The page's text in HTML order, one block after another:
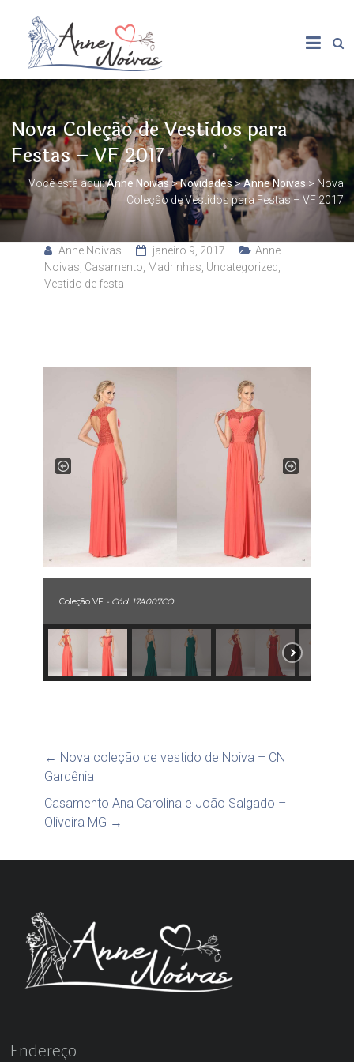
Nova Coleção de Vestidos para
Festas – VF 2017
Você está aqui:Anne Noivas >Novidades>Anne Noivas > Nova
Coleção de Vestidos para Festas – VF 2017
Anne Noivas janeiro 9, 2017
Anne
Noivas Casamento Madrinhas Uncategorized
Vestido de festa
Coleção VF - Cód: 17A007CO
← Nova coleção de vestido de Noiva – CN
Gardênia
Casamento Ana Carolina e João Salgado –
Oliveira MG →
Endereço